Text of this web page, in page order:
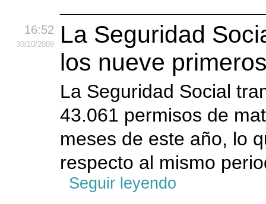
16:52
30/10/2009
La Seguridad
los nueve
La Seguridad Social
43.061 permisos de
meses de este año, lo
respecto al mismo
Seguir leyendo